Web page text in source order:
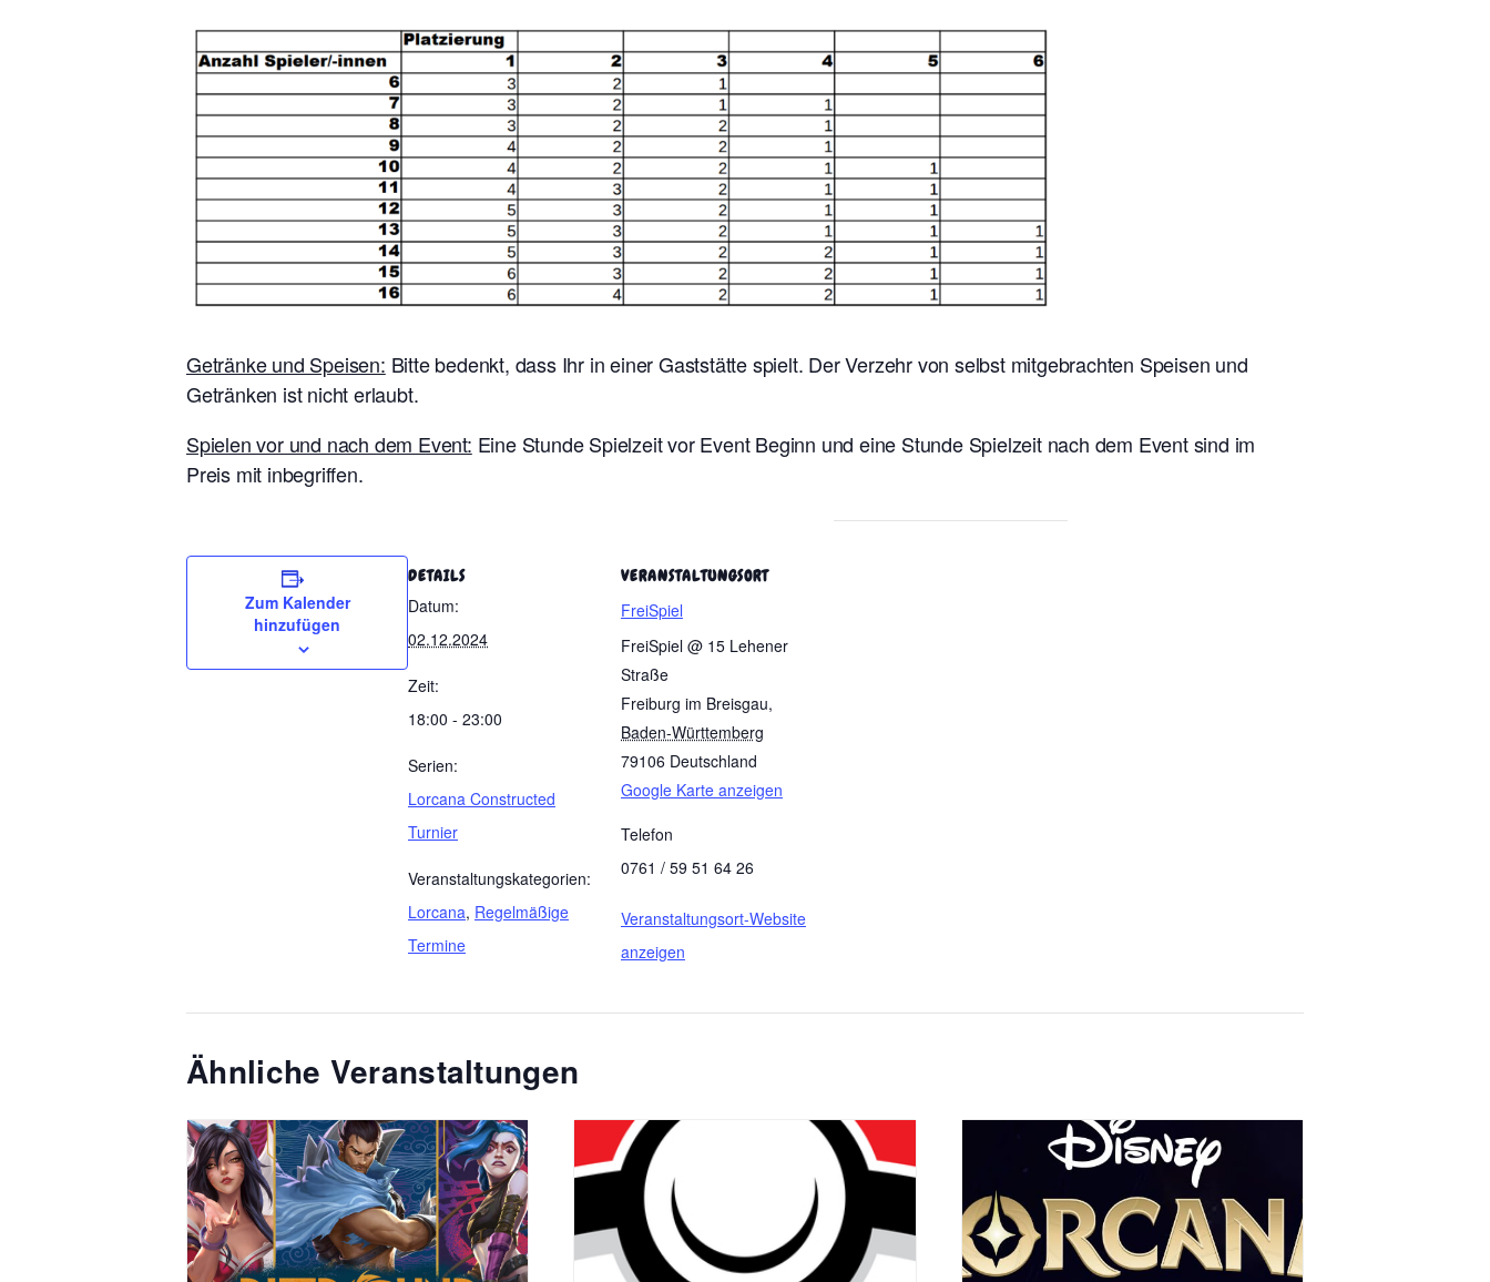
Getränke und Speisen: Bitte bedenkt, dass Ihr in einer Gaststätte spielt. Der Verzehr von selbst mitgebrachten Speisen und
Getränken ist nicht erlaubt.
Spielen vor und nach dem Event: Eine Stunde Spielzeit vor Event Beginn und eine Stunde Spielzeit nach dem Event sind im
Preis mit inbegriffen.
Zum Kalender
hinzufügen
DETAILS
Datum:
02.12.2024
Zeit:
18:00 - 23:00
Serien:
Lorcana Constructed
Turnier
Veranstaltungskategorien:
Lorcana, Regelmäßige
Termine
VERANSTALTUNGSORT
FreiSpiel
FreiSpiel @ 15 Lehener
Straße
Freiburg im Breisgau,
Baden-Württemberg
79106 Deutschland
Google Karte anzeigen
Telefon
0761 / 59 51 64 26
Veranstaltungsort-Website
anzeigen
Ähnliche Veranstaltungen